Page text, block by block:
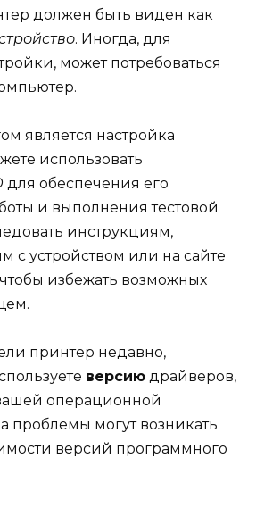
должен быть виден как
. Иногда, для
может потребоваться
является настройка
использовать
для обеспечения его
и выполнения тестовой
инструкциям,
с устройством или на сайте
избежать возможных
принтер недавно,
версию драйверов,
операционной
проблемы могут возникать
версий программного